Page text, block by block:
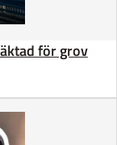
för grov